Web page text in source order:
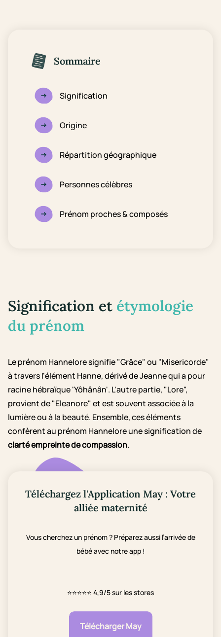
Sommaire
Signification
Origine
Répartition géographique
Personnes célèbres
Prénom proches & composés
Signification et étymologie
du prénom
Le prénom Hannelore signifie "Grâce" ou "Misericorde"
à travers l'élément Hanne, dérivé de Jeanne qui a pour
racine hébraïque 'Yôhânân'. L'autre partie, "Lore",
provient de "Eleanore" et est souvent associée à la
lumière ou à la beauté. Ensemble, ces éléments
confèrent au prénom Hannelore une signification de
clarté empreinte de compassion.
Téléchargez l'Application May : Votre
alliée maternité
Vous cherchez un prénom ? Préparez aussi l’arrivée de
bébé avec notre app !
⭐⭐⭐⭐⭐ 4,9/5 sur les stores
Télécharger May